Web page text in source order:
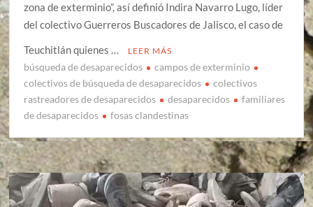
zona de exterminio”, así definió Indira Navarro Lugo, líder
del colectivo Guerreros Buscadores de Jalisco, el caso de
Teuchitlán quienes …
LEER MÁS
búsqueda de desaparecidos
campos de exterminio
colectivos de búsqueda de desaparecidos
colectivos
rastreadores de desaparecidos
desaparecidos
familiares
de desaparecidos
fosas clandestinas